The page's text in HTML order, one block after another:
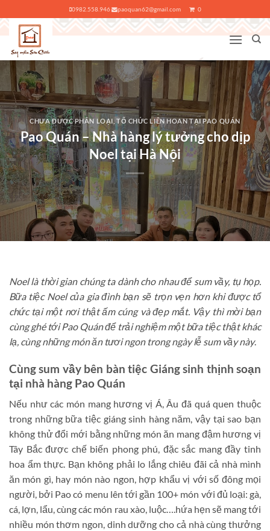
qua
nội
dung
0982.558.946 paoquan62@gmail.com 0
CHƯA ĐƯỢC PHÂN LOẠI,TỔ CHỨC LIÊN HOAN TẠI PAO QUÁN
Pao Quán – Nhà hàng lý tưởng cho dịp
Noel tại Hà Nội
Noel là thời gian chúng ta dành cho nhau để sum vầy, tụ họp.
Bữa tiệc Noel của gia đình bạn sẽ trọn vẹn hơn khi được tổ
chức tại một nơi thật ấm cúng và đẹp mắt. Vậy thì mời bạn
cùng ghé tới Pao Quán để trải nghiệm một bữa tiệc thật khác
lạ, cùng những món ăn tươi ngon trong ngày lễ sum vầy này.
Cùng sum vầy bên bàn tiệc Giáng sinh thịnh soạn
tại nhà hàng Pao Quán
Nếu như các món mang hương vị Á, Âu đã quá quen thuộc
trong những bữa tiệc giáng sinh hàng năm, vậy tại sao bạn
không thử đổi mới bằng những món ăn mang đậm hương vị
Tây Bắc được chế biến phong phú, đặc sắc mang đầy tinh
hoa ẩm thực. Bạn không phải lo lắng chiêu đãi cả nhà mình
ăn món gì, hay món nào ngon, hợp khẩu vị với số đông mọi
người, bởi Pao có menu lên tới gần 100+ món với đủ loại: gà,
cá, lợn, lẩu, cùng các món rau xào, luộc….hứa hẹn sẽ mang tới
nhiều món thơm ngon, dinh dưỡng cho cả nhà cùng thưởng